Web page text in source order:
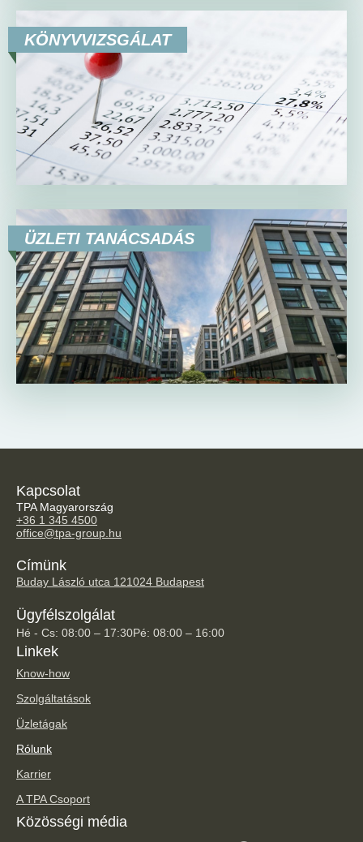
KÖNYVVIZSGÁLAT
ÜZLETI TANÁCSADÁS
Kapcsolat
TPA Magyarország
+36 1 345 4500
office@tpa-group.hu
Címünk
Buday László utca 121024 Budapest
Ügyfélszolgálat
Hé - Cs: 08:00 – 17:30Pé: 08:00 – 16:00
Linkek
Know-how
Szolgáltatások
Üzletágak
Rólunk
Karrier
A TPA Csoport
Közösségi média